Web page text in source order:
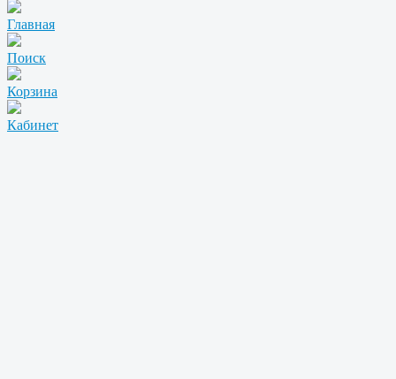
Главная
Поиск
Корзина
Кабинет